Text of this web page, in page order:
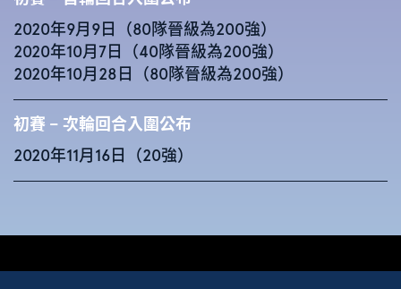
2020年9月9日（80隊晉級為200強）
2020年10月7日（40隊晉級為200強）
2020年10月28日（80隊晉級為200強）
初賽 – 次輪回合入圍公布
2020年11月16日（20強）